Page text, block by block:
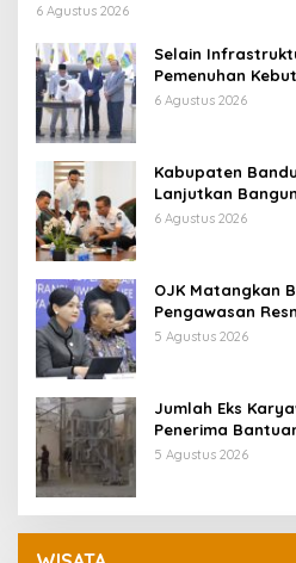
6 Agustus 2026
Selain
Pemenuhan
Jadi Fokus APBD
6 Agustus 2026
Kabupaten
Lanjutkan
Pertumbuhan
6 Agustus 2026
OJK Matangkan
Pengawasan
5 Agustus 2026
Jumlah Eks
Penerima
KDM: Kita
5 Agustus 2026